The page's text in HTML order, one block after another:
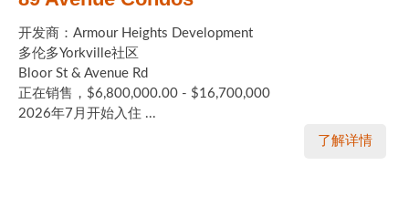
开发商：Armour Heights Development
多伦多Yorkville社区
Bloor St & Avenue Rd
正在销售，$6,800,000.00 - $16,700,000
2026年7月开始入住 ...
了解详情